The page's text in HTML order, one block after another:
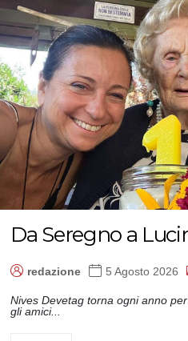
Da Seregno a
redazione 5 Agosto 2026
Nives Devetag torna ogni anno
gli amici...